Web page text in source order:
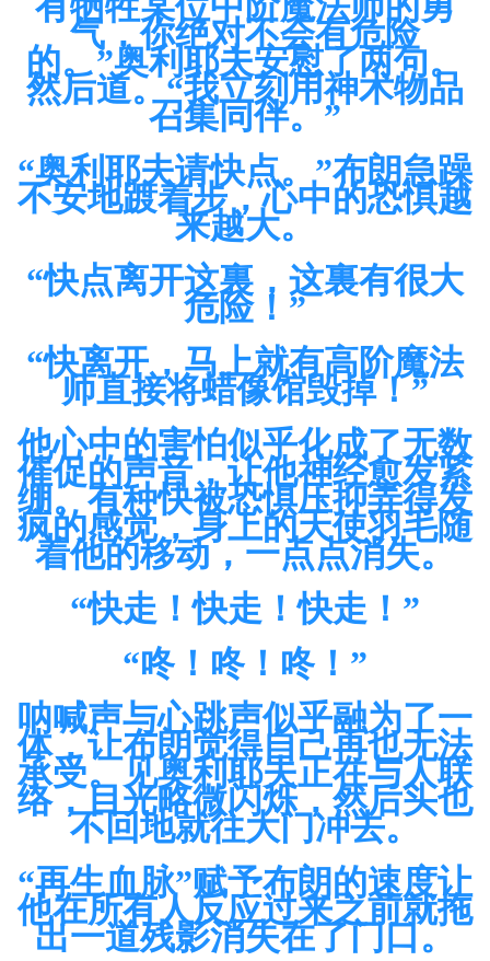
气，你绝对不会有危险
的。”奥利耶夫安慰了两句。
然后道。“我立刻用神术物品
召集同伴。”
“奥利耶夫请快点。”布朗急躁
不安地踱着步，心中的恐惧越
来越大。
“快点离开这裏，这裏有很大
危险！”
“快离开，马上就有高阶魔法
师直接将蜡像馆毁掉！”
他心中的害怕似乎化成了无数
催促的声音，让他神经愈发紧
绷。有种快被恐惧压抑弄得发
疯的感觉，身上的天使羽毛随
着他的移动，一点点消失。
“快走！快走！快走！”
“咚！咚！咚！”
呐喊声与心跳声似乎融为了一
体，让布朗觉得自己再也无法
承受。见奥利耶夫正在与人联
络，目光略微闪烁，然后头也
不回地就往大门冲去。
“再生血脉”赋予布朗的速度让
他在所有人反应过来之前就拖
出一道残影消失在了门口。